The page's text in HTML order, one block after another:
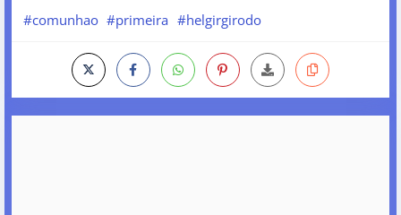
#comunhao #primeira #helgirgirodo